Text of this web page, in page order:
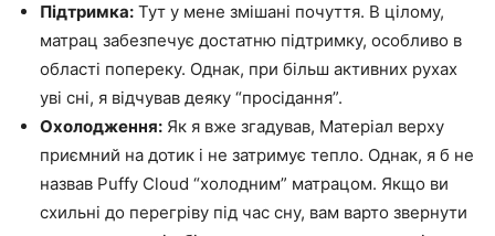
Підтримка: Тут у мене змішані почуття. В цілому,
матрац забезпечує достатню підтримку, особливо в
області попереку. Однак, при більш активних рухах
уві сні, я відчував деяку “просідання”.
Охолодження: Як я вже згадував, Матеріал верху
приємний на дотик і не затримує тепло. Однак, я б не
назвав Puffy Cloud “холодним” матрацом. Якщо ви
схильні до перегріву під час сну, вам варто звернути